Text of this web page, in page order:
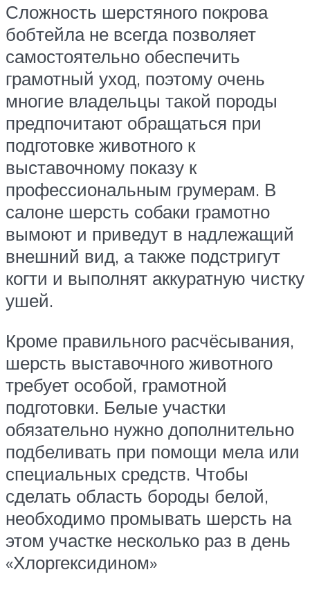
Сложность шерстяного покрова
бобтейла не всегда позволяет
самостоятельно обеспечить
грамотный уход, поэтому очень
многие владельцы такой породы
предпочитают обращаться при
подготовке животного к
выставочному показу к
профессиональным грумерам. В
салоне шерсть собаки грамотно
вымоют и приведут в надлежащий
внешний вид, а также подстригут
когти и выполнят аккуратную чистку
ушей.
Кроме правильного расчёсывания,
шерсть выставочного животного
требует особой, грамотной
подготовки. Белые участки
обязательно нужно дополнительно
подбеливать при помощи мела или
специальных средств. Чтобы
сделать область бороды белой,
необходимо промывать шерсть на
этом участке несколько раз в день
«Хлоргексидином»